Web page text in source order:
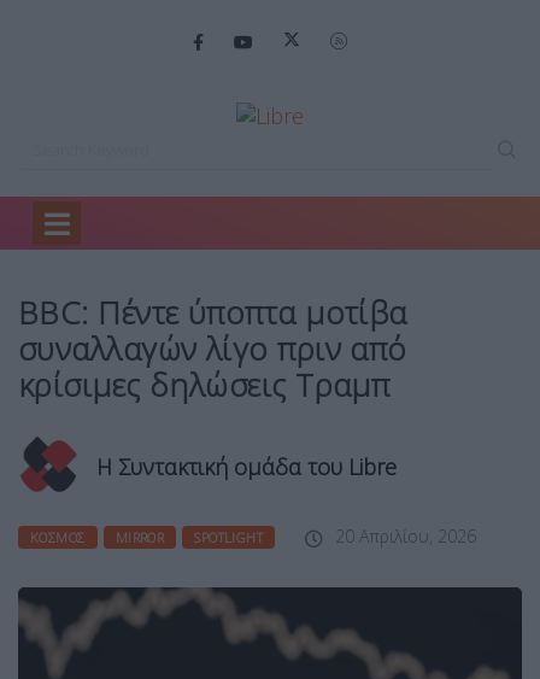
Home
BBC: Πέντε ύποπτα μοτίβα
συναλλαγών λίγο πριν από
κρίσιμες δηλώσεις Τραμπ
Η Συντακτική ομάδα του Libre
ΚΌΣΜΟΣ MIRROR SPOTLIGHT 20 Απριλίου, 2026